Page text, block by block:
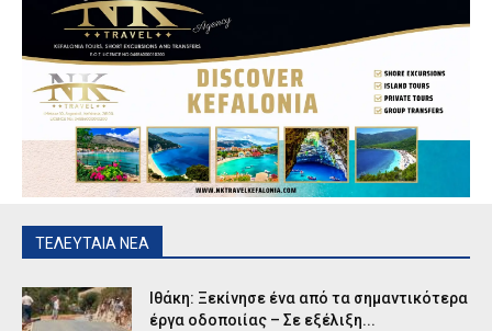
ΤΕΛΕΥΤΑΙΑ ΝΕΑ
Ιθάκη: Ξεκίνησε ένα από τα σημαντικότερα
έργα οδοποιίας – Σε εξέλιξη...